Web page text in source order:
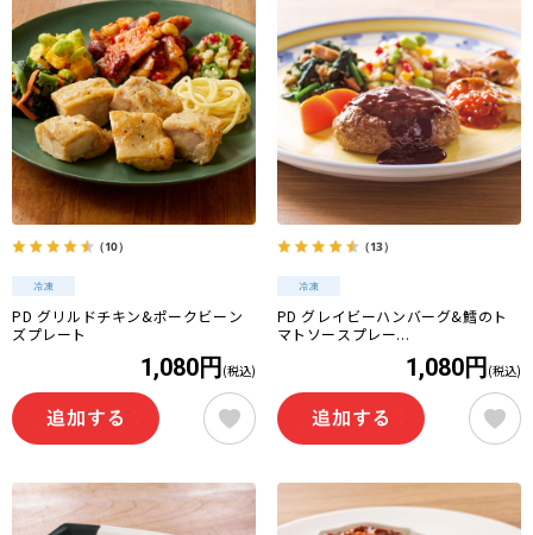
（10）
PD グリルドチキン&ポークビーン
ズプレート
1,080円 (税込)
（13）
PD グレイビーハンバーグ&鱈のト
マトソースプレー...
1,080円 (税込)